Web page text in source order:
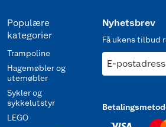
Populære
kategorier
Trampoline
Hagemøbler og
utemøbler
Sykler og
sykkelutstyr
LEGO
Nyhetsbrev
Få ukens tilbud
E-